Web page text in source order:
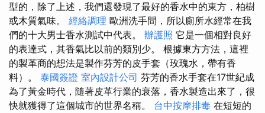
型的，除了上述，我們還發現了最好的香水中的東方，柏樹
或木質氣味。 經絡調理 歐洲洗手間，所以廁所水經常在我
們的十大男士香水測試中代表。 辦護照 它是一個相對良好
的表達式，其香氣比以前的類別少。 根據東方方法，這裡
的製革商的想法是製作芬芳的皮手套（玫瑰水，帶有香
料）。 泰國簽證 室內設計公司 芬芳的香水手套在17世紀成
為了黃金時代，隨著皮革行業的衰落，香水製造出來了，很
快就獲得了這個城市的世界名稱。 台中按摩排毒 在短短的